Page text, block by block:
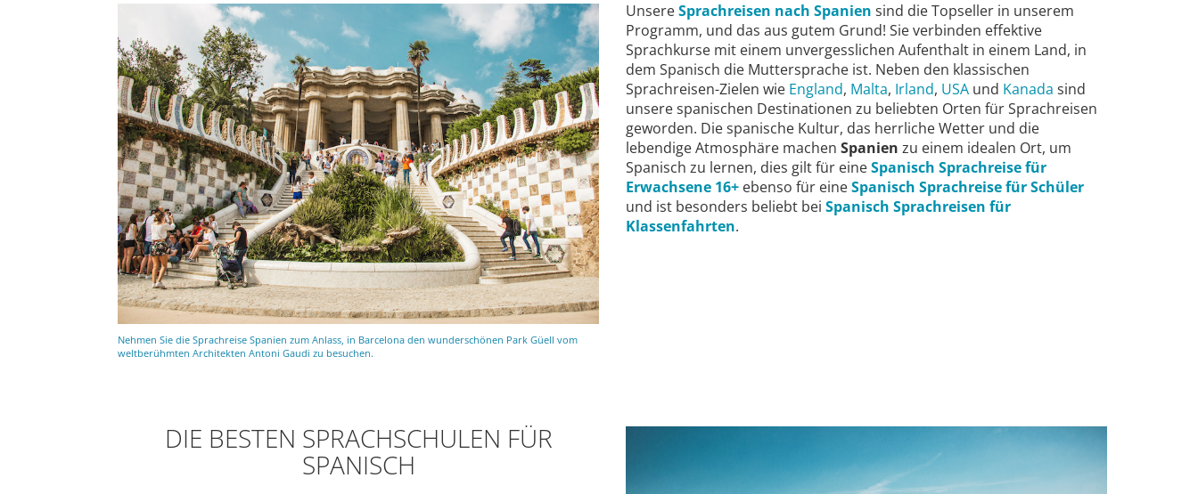
Nehmen Sie die Sprachreise Spanien zum Anlass, in Barcelona den wunderschönen Park Güell vom
weltberühmten Architekten Antoni Gaudi zu besuchen.
UnsereSprachreisen nach Spanien sind die Topseller in unserem
Programm, und das aus gutem Grund! Sie verbinden effektive
Sprachkurse mit einem unvergesslichen Aufenthalt in einem Land, in
dem Spanisch die Muttersprache ist. Neben den klassischen
Sprachreisen-Zielen wie England, Malta, Irland, USA und Kanada sind
unsere spanischen Destinationen zu beliebten Orten für Sprachreisen
geworden. Die spanische Kultur, das herrliche Wetter und die
lebendige Atmosphäre machen Spanien zu einem idealen Ort, um
Spanisch zu lernen, dies gilt für eineSpanisch Sprachreise für
Erwachsene 16+ ebenso für eineSpanisch Sprachreise für Schüler
und ist besonders beliebt bei Spanisch Sprachreisen für
Klassenfahrten.
DIE BESTEN SPRACHSCHULEN FÜR
SPANISCH